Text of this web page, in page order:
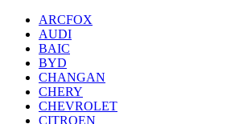
ARCFOX
AUDI
BAIC
BYD
CHANGAN
CHERY
CHEVROLET
CITROEN